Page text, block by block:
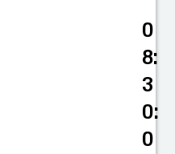
0
8:
3
0:
0